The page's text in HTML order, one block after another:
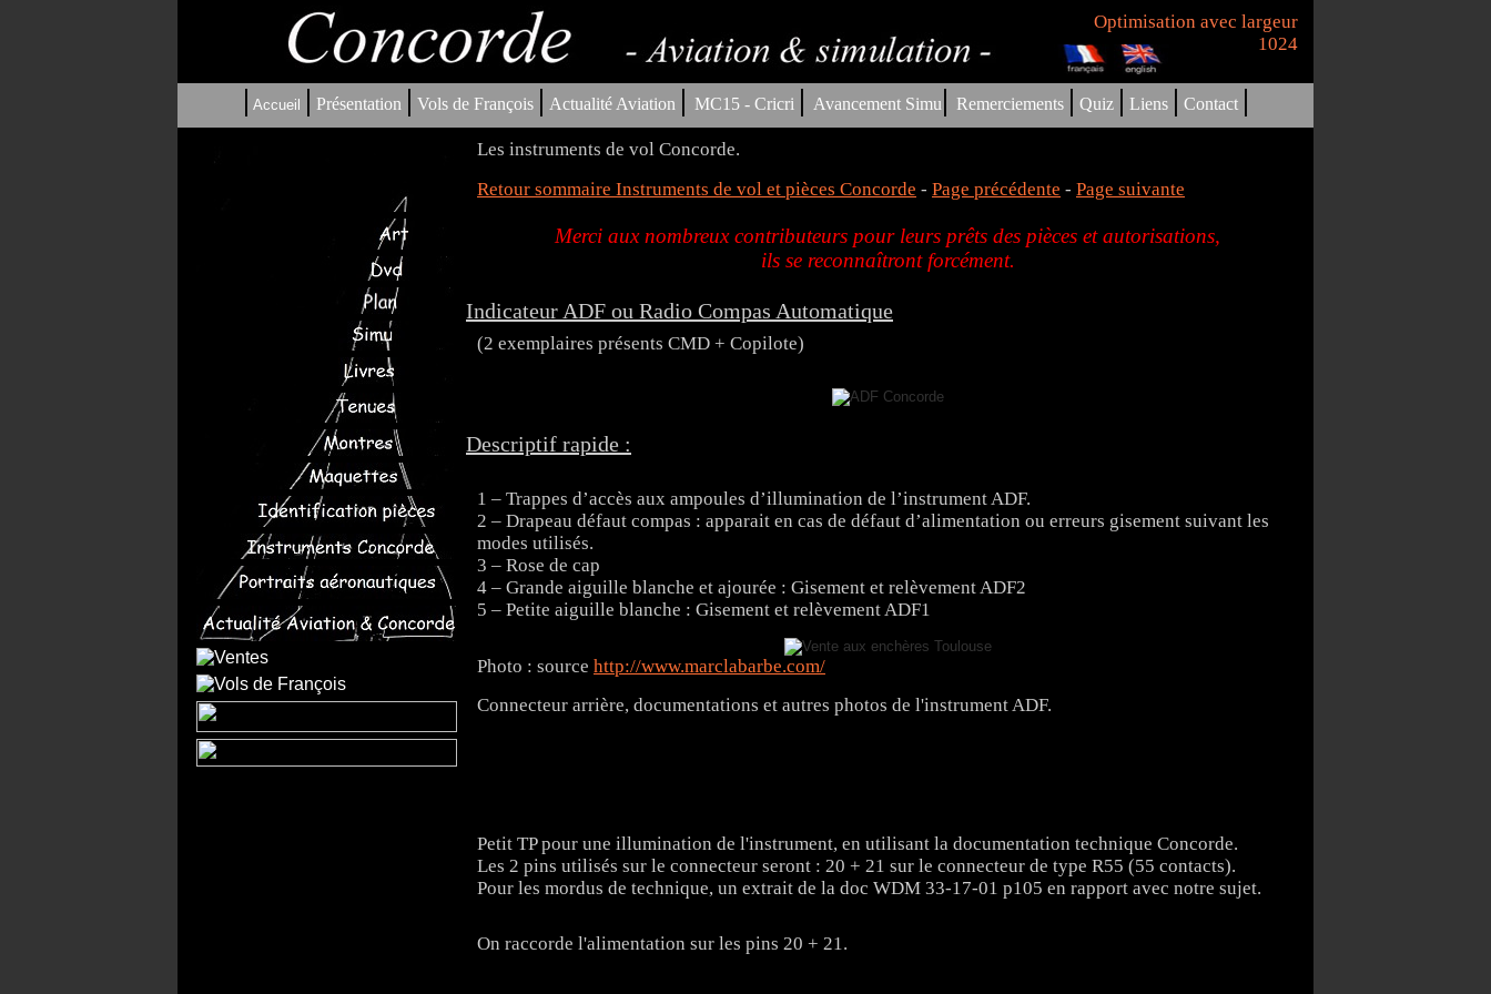
Optimisation avec largeur
1024
| Accueil | Présentation | Vols de François | Actualité Aviation | MC15 - Cricri | Avancement Simu| Remerciements | Quiz | Liens | Contact |
Les instruments de vol Concorde.
Retour sommaire Instruments de vol et pièces Concorde - Page précédente - Page suivante
Merci aux nombreux contributeurs pour leurs prêts des pièces et autorisations,
ils se reconnaîtront forcément.
Indicateur ADF ou Radio Compas Automatique
(2 exemplaires présents CMD + Copilote)
Descriptif rapide :
1 – Trappes d’accès aux ampoules d’illumination de l’instrument ADF.
2 – Drapeau défaut compas : apparait en cas de défaut d’alimentation ou erreurs gisement suivant les
modes utilisés.
3 – Rose de cap
4 – Grande aiguille blanche et ajourée : Gisement et relèvement ADF2
5 – Petite aiguille blanche : Gisement et relèvement ADF1
Photo : source http://www.marclabarbe.com/
Connecteur arrière, documentations et autres photos de l'instrument ADF.
Petit TP pour une illumination de l'instrument, en utilisant la documentation technique Concorde.
Les 2 pins utilisés sur le connecteur seront : 20 + 21 sur le connecteur de type R55 (55 contacts).
Pour les mordus de technique, un extrait de la doc WDM 33-17-01 p105 en rapport avec notre sujet.
On raccorde l'alimentation sur les pins 20 + 21.